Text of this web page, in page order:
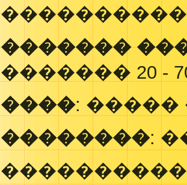
�������
������� 20 -
����: �����
��������: